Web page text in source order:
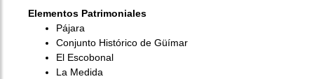
Elementos Patrimoniales
Pájara
Conjunto Histórico de Güímar
El Escobonal
La Medida